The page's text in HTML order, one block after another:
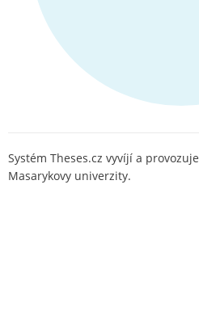
Systém Theses.cz vyvíjí a
Masarykovy univerzity.